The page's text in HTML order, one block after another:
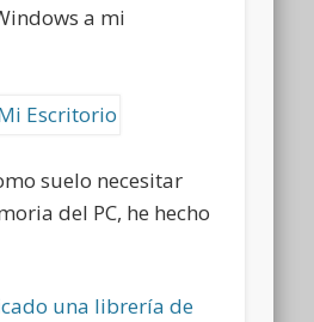
a mi
suelo necesitar
del PC, he hecho
una librería de